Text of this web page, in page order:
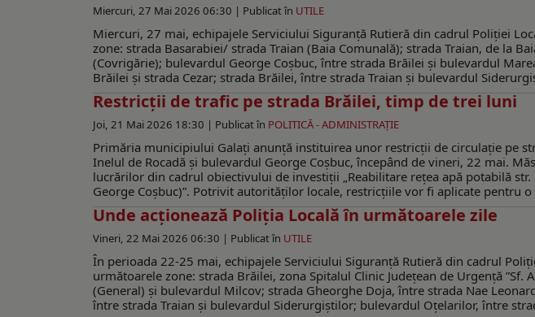
Miercuri, 27 Mai 2026 06:30 | Publicat în UTILE
Miercuri, 27 mai, echipajele Serviciului Siguranță Rutieră din cadrul Poliției
zone: strada Basarabiei/ strada Traian (Baia Comunală); strada Traian, de la
(Covrigărie); bulevardul George Coșbuc, între strada Brăilei și bulevardul
Brăilei și strada Cezar; strada Brăilei, între strada Traian și bulevardul
Restricții de trafic pe strada Brăilei, timp de trei luni
Joi, 21 Mai 2026 18:30 | Publicat în POLITICĂ - ADMINISTRAŢIE
Primăria municipiului Galați anunță instituirea unor restricții de circulație pe
Inelul de Rocadă și bulevardul George Coșbuc, începând de vineri, 22 mai.
lucrărilor din cadrul obiectivului de investiții „Reabilitare rețea apă potabilă
George Coșbuc)”. Potrivit autorităților locale, restricțiile vor fi aplicate pentru
Unde acționează Poliția Locală în următoarele zile
Vineri, 22 Mai 2026 06:30 | Publicat în UTILE
În perioada 22-25 mai, echipajele Serviciului Siguranță Rutieră din cadrul
următoarele zone: strada Brăilei, zona Spitalul Clinic Județean de Urgență ”Sf.
(General) și bulevardul Milcov; strada Gheorghe Doja, între strada Nae
între strada Traian și bulevardul Siderurgiștilor; bulevardul Oțelarilor, între